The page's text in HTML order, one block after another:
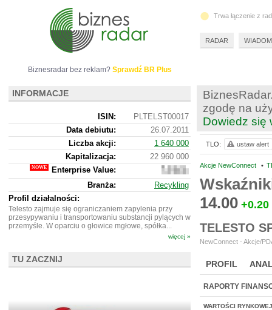
zgodę na
Dowiedz się
Akcje NewConnect •
14.00 +0.20
TELESTO
NewConnect - Akcje/
PROFIL
BR LAB
RAPORTY
WARTOŚCI RYNKOWEJ
TLO: ustaw alert
Biznesradar bez reklam? Sprawdź BR Plus
INFORMACJE
ISIN:
PLTELST00017
Data debiutu:
26.07.2011
Liczba akcji:
1 640 000
Kapitalizacja:
22 960 000
Enterprise Value:
21
814
000
Branża:
Recykling
Profil działalności:
Telesto zajmuje się ograniczaniem zapylenia przy
przesypywaniu i transportowaniu substancji pylących w
przemyśle. W oparciu o głowice mgłowe, spółka...
więcej »
TU ZACZNIJ
Trwa łączenie z
RADAR